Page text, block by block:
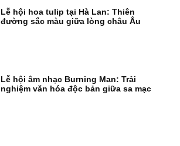
Lễ hội hoa tulip tại Hà Lan: Thiên
đường sắc màu giữa lòng châu Âu
Lễ hội âm nhạc Burning Man: Trải
nghiệm văn hóa độc bản giữa sa mạc